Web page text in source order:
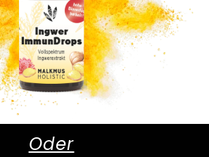
Oder